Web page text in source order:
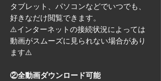
タブレット、パソコンなどでいつでも、
好きなだけ閲覧できます。
⚠️インターネットの接続状況によっては
動画がスムーズに見られない場合があり
ます⚠️
②全動画ダウンロード可能